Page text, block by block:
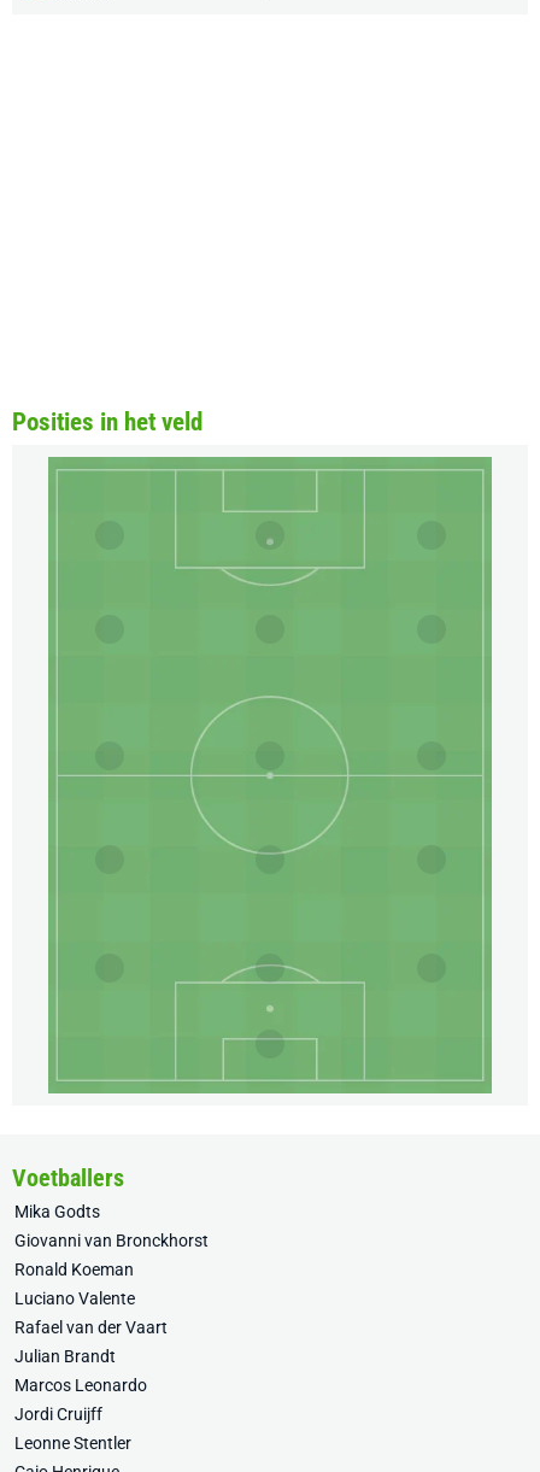
Posities in het veld
Voetballers
Mika Godts
Giovanni van Bronckhorst
Ronald Koeman
Luciano Valente
Rafael van der Vaart
Julian Brandt
Marcos Leonardo
Jordi Cruijff
Leonne Stentler